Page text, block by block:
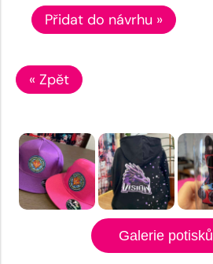
Přidat do návrhu »
« Zpět
Galerie potisků